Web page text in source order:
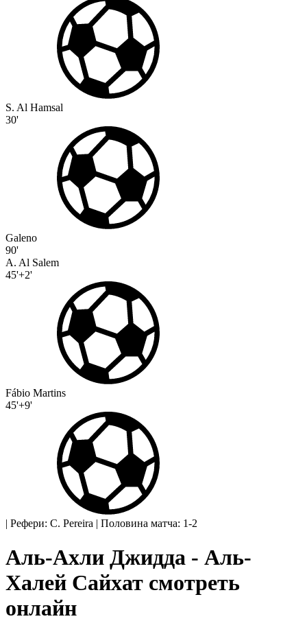
S. Al Hamsal
30'
Galeno
90'
A. Al Salem
45'+2'
Fábio Martins
45'+9'
| Рефери: C. Pereira | Половина матча: 1-2
Аль-Ахли Джидда - Аль-
Халей Сайхат смотреть
онлайн